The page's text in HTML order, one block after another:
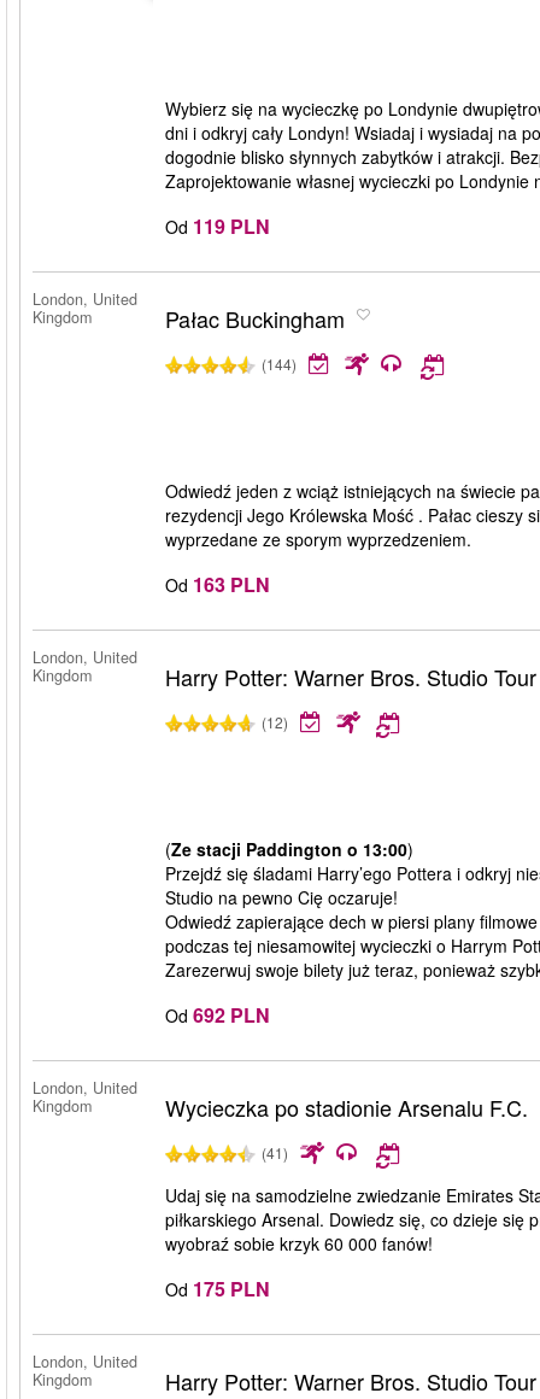
Wybierz się na wycieczkę po Londynie
dni i odkryj cały Londyn! Wsiadaj i wysiadaj na
dogodnie blisko słynnych zabytków i atrakcji.
Zaprojektowanie własnej wycieczki po Londynie
Od 119 PLN
London, United
Kingdom
Pałac Buckingham
(144)
Odwiedź jeden z wciąż istniejących na świecie
rezydencji Jego Królewska Mość . Pałac
wyprzedane ze sporym wyprzedzeniem.
Od 163 PLN
London, United
Kingdom
Harry Potter: Warner Bros. Studio
(12)
(Ze stacji Paddington o 13:00)
Przejdź się śladami Harry’ego Pottera i odkryj
Studio na pewno Cię oczaruje!
Odwiedź zapierające dech w piersi plany
podczas tej niesamowitej wycieczki o Harrym
Zarezerwuj swoje bilety już teraz, ponieważ
Od 692 PLN
London, United
Kingdom
Wycieczka po stadionie Arsenalu F.C.
(41)
Udaj się na samodzielne zwiedzanie Emirates
piłkarskiego Arsenal. Dowiedz się, co dzieje
wyobraź sobie krzyk 60 000 fanów!
Od 175 PLN
London, United
Kingdom
Harry Potter: Warner Bros. Studio